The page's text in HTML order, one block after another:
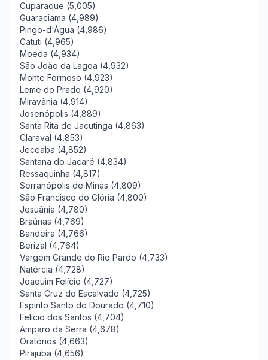
Cuparaque (5,005)
Guaraciama (4,989)
Pingo-d'Água (4,986)
Catuti (4,965)
Moeda (4,934)
São João da Lagoa (4,932)
Monte Formoso (4,923)
Leme do Prado (4,920)
Miravânia (4,914)
Josenópolis (4,889)
Santa Rita de Jacutinga (4,863)
Claraval (4,853)
Jeceaba (4,852)
Santana do Jacaré (4,834)
Ressaquinha (4,817)
Serranópolis de Minas (4,809)
São Francisco do Glória (4,800)
Jesuânia (4,780)
Braúnas (4,769)
Bandeira (4,766)
Berizal (4,764)
Vargem Grande do Rio Pardo (4,733)
Natércia (4,728)
Joaquim Felício (4,727)
Santa Cruz do Escalvado (4,725)
Espírito Santo do Dourado (4,710)
Felício dos Santos (4,704)
Amparo da Serra (4,678)
Oratórios (4,663)
Pirajuba (4,656)